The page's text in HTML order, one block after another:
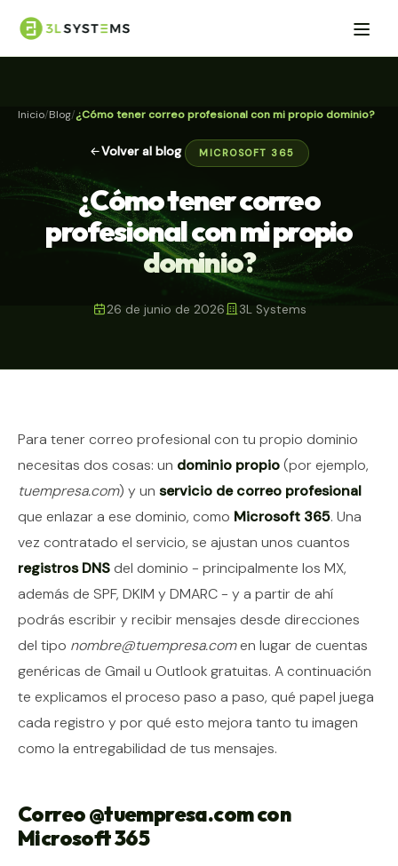
Inicio Blog ¿Cómo tener correo profesional con mi propio dominio?
Volver al blog MICROSOFT 365
¿Cómo tener correo
profesional con mi propio
dominio?
26 de junio de 2026 3L Systems
Contenido del artículo
Para tener correo profesional con tu propio dominio
necesitas dos cosas: un dominio propio(por ejemplo,
tuempresa.com) y un servicio de correo profesional
que enlazar a ese dominio, como Microsoft 365. Una
vez contratado el servicio, se ajustan unos cuantos
registros DNS del dominio - principalmente los MX,
además de SPF, DKIM y DMARC - y a partir de ahí
podrás escribir y recibir mensajes desde direcciones
del tipo nombre@tuempresa.comen lugar de cuentas
genéricas de Gmail u Outlook gratuitas. A continuación
te explicamos el proceso paso a paso, qué papel juega
cada registro y por qué esto mejora tanto tu imagen
como la entregabilidad de tus mensajes.
Correo @tuempresa.com con
Microsoft 365